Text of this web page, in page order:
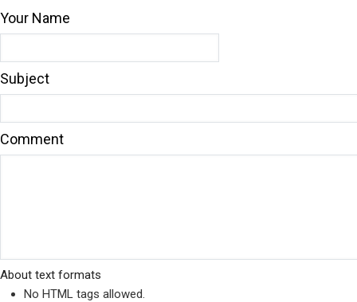
Your Name
Subject
Comment
About text formats
No HTML tags allowed.